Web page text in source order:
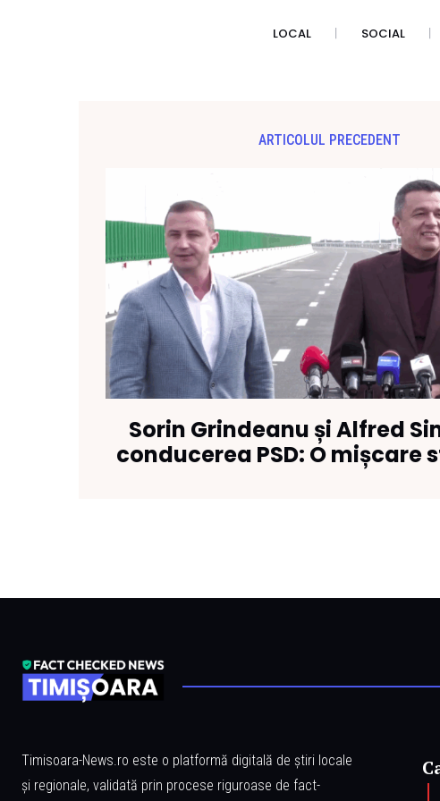
LOCAL SOCIAL
ARTICOLUL PRECEDENT
Sorin Grindeanu și Alfred
conducerea PSD: O mișcare
Timisoara-News.ro este o platformă digitală de știri locale
și regionale, validată prin procese riguroase de fact-